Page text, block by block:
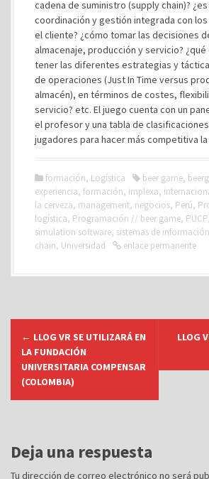
cadena de suministro (supply chain)?
coordinación y gestión integrada con
el cliente? ¿cómo tomar las decisiones
almacenaje, producción y servicio?
tener las diferentes estrategias y
de operaciones (Just In Time versus
almacén), en términos de costes,
servicio? etc. El juego cuenta con un
el profesor y una tabla de
jugadores para hacer más competitiva
formación, Logística beer game,
experiencia, formación, implexa,
la cerveza, management, negocios, Perú,
logística, Programación // beer game, PUCP,
simulation software, sistemas de información
chain, Universidad enlace permanente
g
c
i
← LLOG VR SE UTILIZARÁ EN
LA FUNDACIÓN
UNIVERSITARIA COMPENSAR
(COLOMBIA)
LLOG
Deja una respuesta
Tu dirección de correo electrónico no será